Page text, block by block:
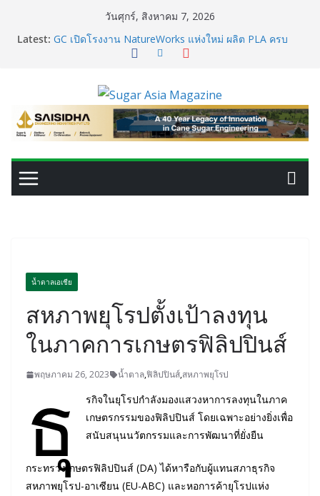
วันศุกร์, สิงหาคม 7, 2026
Latest: GC เปิดโรงงาน NatureWorks แห่งใหม่ ผลิต PLA ครบ
วงจร ดันไทยสู่ศูนย์กลางไบโอพลาสติกของเอเชีย
กำลังผลิตรวม 7.2 ล้านลิตร/วัน
เครื่องแยกสีความแม่นยำสูง ยกระดับคุณภาพน้ำตาลและ
ประสิทธิภาพการผลิต
VEGAPULS Air: โซลูชันอัจฉริยะสำหรับการบริหารจัดการ
ถังเก็บในอุตสาหกรรมน้ำตาล
น้ำตาลเอเชีย
สหภาพยุโรปตั้งเป้าลงทุน
ในภาคการเกษตรฟิลิปปินส์
พฤษภาคม 26, 2023 น้ำตาล,ฟิลิปปินส์,สหภาพยุโรป
ธุ
รกิจในยุโรปกำลังมองแสวงหาการลงทุนในภาค
เกษตรกรรมของฟิลิปปินส์ โดยเฉพาะอย่างยิ่งเพื่อ
สนับสนุนนวัตกรรมและการพัฒนาที่ยั่งยืน
กระทรวงเกษตรฟิลิปปินส์ (DA) ได้หารือกับผู้แทนสภาธุรกิจ
สหภาพยุโรป-อาเซียน (EU-ABC) และหอการค้ายุโรปแห่ง